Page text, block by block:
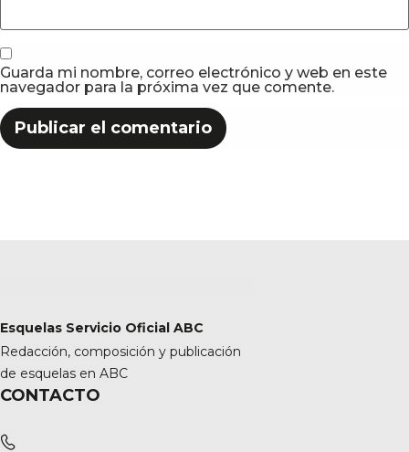
Guarda mi nombre, correo electrónico y web en este
navegador para la próxima vez que comente.
Esquelas Servicio Oficial ABC
Redacción, composición y publicación
de esquelas en ABC
CONTACTO